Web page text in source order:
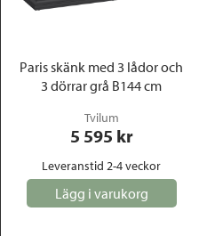
Paris skänk med 3 lådor och
3 dörrar grå B144 cm
Tvilum
5 595 kr
Leveranstid 2-4 veckor
Lägg i varukorg